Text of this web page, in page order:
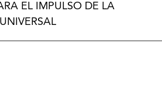
EL IMPULSO DE LA